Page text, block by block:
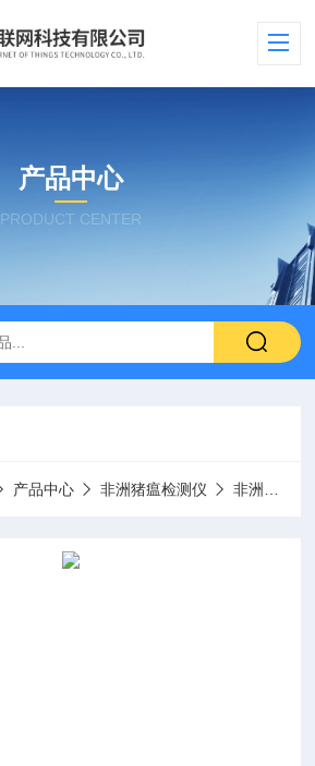
产品中心
PRODUCT CENTER
产品中心 非洲猪瘟检测仪 非洲猪瘟检测仪器